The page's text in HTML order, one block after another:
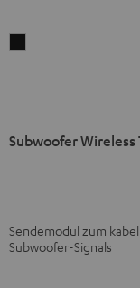
Subwoofer
Sendemodul zum
Subwoofer-Signals